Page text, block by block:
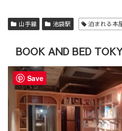
山手線 池袋駅 泊まれる本
BOOK AND BED
Save